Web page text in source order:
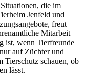
die im
Jenfeld und
freut
Mitarbeit
ist, wenn Tierfreunde
auf Züchter und
Tierschutz schauen, ob
lässt.